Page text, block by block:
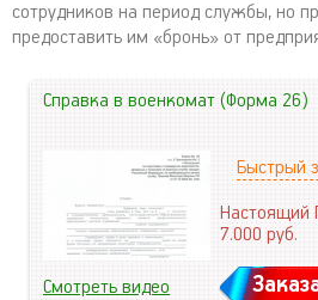
сотрудников на период службы, но
предоставить им «бронь» от
Справка в военкомат (Форма 26)
Быстрый
Настоящий
7.000руб.
Смотреть видео